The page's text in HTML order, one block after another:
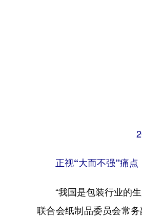
正视“大而不强”痛
“我国是包装行业的生
联合会纸制品委员会常